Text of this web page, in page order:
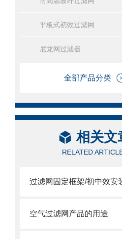
平板式初效过滤网
尼龙网过滤器
全部产品分类
相关文
RELATED
空气过滤网产品的用途